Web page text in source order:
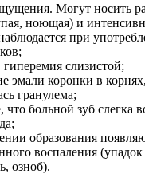
Могут носить
ноющая) и
при
гиперемия слизистой;
эмали коронки в
гранулема;
больной зуб слегка
образования
воспаления
озноб).